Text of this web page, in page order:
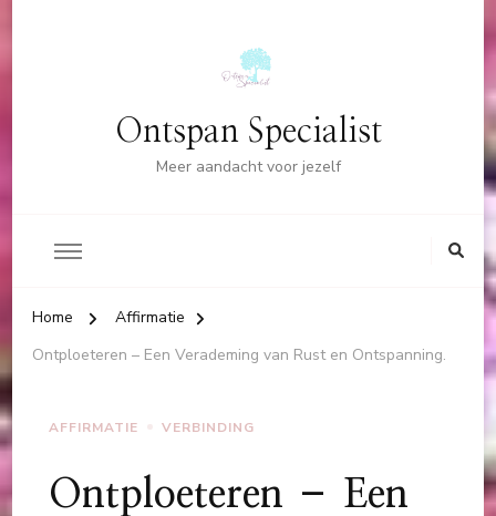
Ontspan Specialist
Meer aandacht voor jezelf
Home
Affirmatie
Ontploeteren – Een Verademing van Rust en Ontspanning.
AFFIRMATIE VERBINDING
Ontploeteren – Een